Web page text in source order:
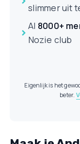
slimmer uit
Al 8000+
Nozie club
Eigenlijk is het
beter.